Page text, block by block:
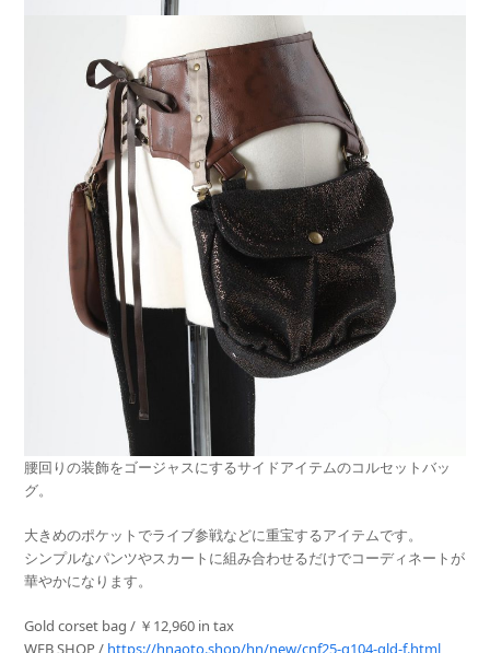
腰回りの装飾をゴージャスにするサイドアイテムのコルセットバッ
グ。
大きめのポケットでライブ参戦などに重宝するアイテムです。
シンプルなパンツやスカートに組み合わせるだけでコーディネートが
華やかになります。
Gold corset bag / ￥12,960 in tax
WEB SHOP / https://hnaoto.shop/hn/new/cnf25-g104-gld-f.html